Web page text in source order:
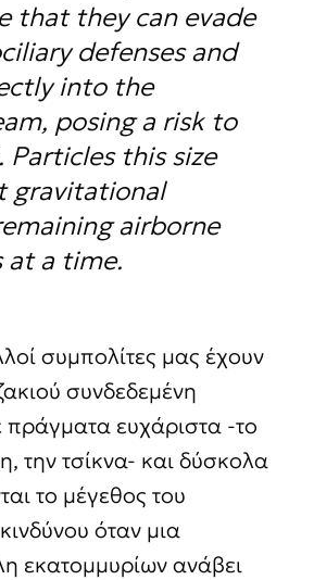
that they can evade
defenses and
into the
posing a risk to
Particles this size
gravitational
airborne
at a time.
συμπολίτες μας έχουν
συνδεδεμένη
πράγματα ευχάριστα -το
την τσίκνα- και δύσκολα
το μέγεθος του
όταν μια
εκατομμυρίων ανάβει